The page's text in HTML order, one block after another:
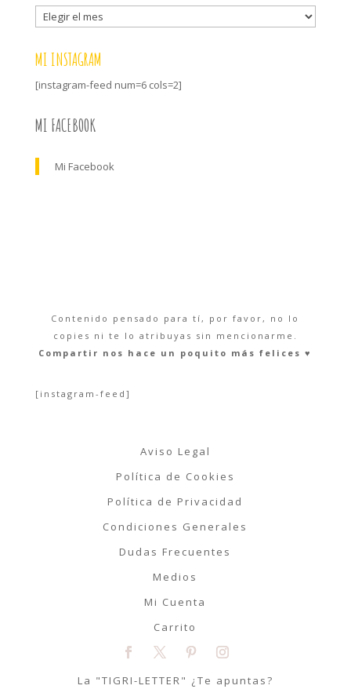
Archivo
MI INSTAGRAM
[instagram-feed num=6 cols=2]
MI FACEBOOK
Mi Facebook
Contenido pensado para tí, por favor, no lo
copies ni te lo atribuyas sin mencionarme.
Compartir nos hace un poquito más felices ♥︎
[instagram-feed]
Aviso Legal
Política de Cookies
Política de Privacidad
Condiciones Generales
Dudas Frecuentes
Medios
Mi Cuenta
Carrito
La "TIGRI-LETTER" ¿Te apuntas?